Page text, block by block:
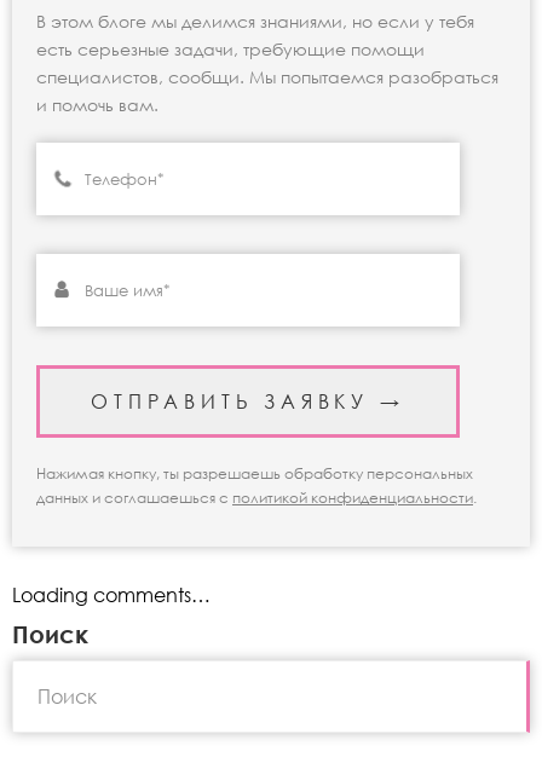
В этом блоге мы делимся знаниями, но если у тебя
есть серьезные задачи, требующие помощи
специалистов, сообщи. Мы попытаемся разобраться
и помочь вам.
Нажимая кнопку, ты разрешаешь обработку персональных
данных и соглашаешься с политикой конфиденциальности
Loading comments…
Поиск